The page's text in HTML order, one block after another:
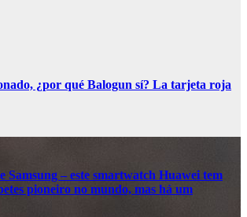
¿por qué Balogun sí? La tarjeta roja
Samsung – este smartwatch Huawei tem
pioneiro no mundo, mas há um